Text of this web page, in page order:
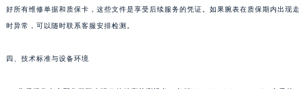
好所有维修单据和质保卡，这些文件是享受后续服务的凭证。如果腕表在质保期内出现走
时异常，可以随时联系客服安排检测。
四、技术标准与设备环境